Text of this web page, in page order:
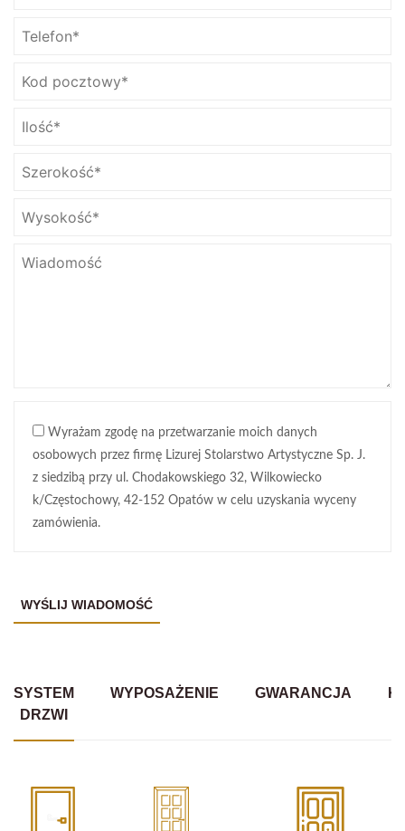
Wyrażam zgodę na przetwarzanie moich danych
osobowych przez firmę Lizurej Stolarstwo Artystyczne Sp. J.
z siedzibą przy ul. Chodakowskiego 32, Wilkowiecko
k/Częstochowy, 42-152 Opatów w celu uzyskania wyceny
zamówienia.
SYSTEM
DRZWI
WYPOSAŻENIE GWARANCJA